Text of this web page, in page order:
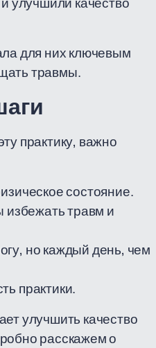
для них ключевым
травмы.
практику, важно
состояние.
избежать травм и
но каждый день, чем
практики.
улучшить качество
расскажем о